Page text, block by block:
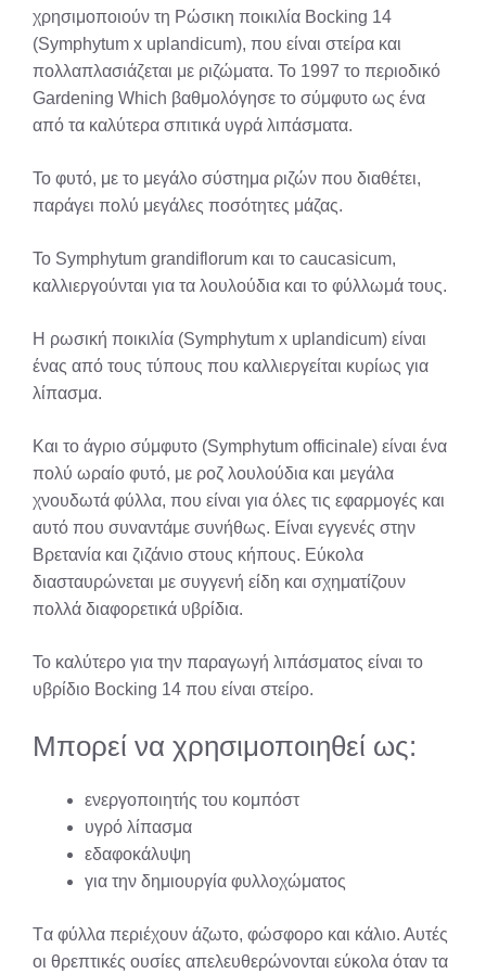
χρησιμοποιούν τη Ρώσικη ποικιλία Bocking 14
(Symphytum x uplandicum), που είναι στείρα και
πολλαπλασιάζεται με ριζώματα. Το 1997 το περιοδικό
Gardening Which βαθμολόγησε το σύμφυτο ως ένα
από τα καλύτερα σπιτικά υγρά λιπάσματα.
Το φυτό, με το μεγάλο σύστημα ριζών που διαθέτει,
παράγει πολύ μεγάλες ποσότητες μάζας.
Το Symphytum grandiflorum και το caucasicum,
καλλιεργούνται για τα λουλούδια και το φύλλωμά τους.
Η ρωσική ποικιλία (Symphytum x uplandicum) είναι
ένας από τους τύπους που καλλιεργείται κυρίως για
λίπασμα.
Και το άγριo σύμφυτο (Symphytum officinale) είναι ένα
πολύ ωραίο φυτό, με ροζ λουλούδια και μεγάλα
χνουδωτά φύλλα, που είναι για όλες τις εφαρμογές και
αυτό που συναντάμε συνήθως. Είναι εγγενές στην
Βρετανία και ζιζάνιο στους κήπους. Εύκολα
διασταυρώνεται με συγγενή είδη και σχηματίζουν
πολλά διαφορετικά υβρίδια.
Το καλύτερο για την παραγωγή λιπάσματος είναι το
υβρίδιο Bocking 14 που είναι στείρο.
Μπορεί να χρησιμοποιηθεί ως:
ενεργοποιητής του κομπόστ
υγρό λίπασμα
εδαφοκάλυψη
για την δημιουργία φυλλοχώματος
Tα φύλλα περιέχουν άζωτο, φώσφορο και κάλιο. Αυτές
οι θρεπτικές ουσίες απελευθερώνονται εύκολα όταν τα